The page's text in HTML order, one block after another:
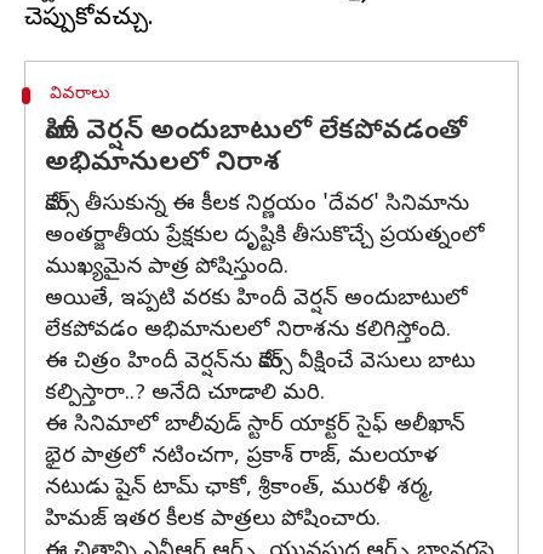
వివరాలు
హిందీ వెర్షన్‌ అందుబాటులో లేకపోవడంతో
అభిమానులలో నిరాశ
మేకర్స్ తీసుకున్న ఈ కీలక నిర్ణయం 'దేవర' సినిమాను
అంతర్జాతీయ ప్రేక్షకుల దృష్టికి తీసుకొచ్చే ప్రయత్నంలో
ముఖ్యమైన పాత్ర పోషిస్తుంది.
అయితే, ఇప్పటి వరకు హిందీ వెర్షన్‌ అందుబాటులో
లేకపోవడం అభిమానులలో నిరాశను కలిగిస్తోంది.
ఈ చిత్రం హిందీ వెర్షన్‌ను మేకర్స్ వీక్షించే వెసులు బాటు
కల్పిస్తారా..? అనేది చూడాలి మరి.
ఈ సినిమాలో బాలీవుడ్ స్టార్ యాక్టర్ సైఫ్ అలీఖాన్
భైర పాత్రలో నటించగా, ప్రకాశ్ రాజ్, మలయాళ
నటుడు షైన్ టామ్ ఛాకో, శ్రీకాంత్‌, మురళీ శర్మ,
హిమజ్ ఇతర కీలక పాత్రలు పోషించారు.